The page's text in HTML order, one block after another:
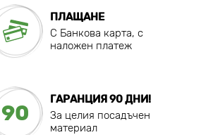
ПЛАЩАНЕ
C Банкова карта, с
наложен платеж
90
ГАРАНЦИЯ 90 ДНИ!
За целия посадъчен
материал